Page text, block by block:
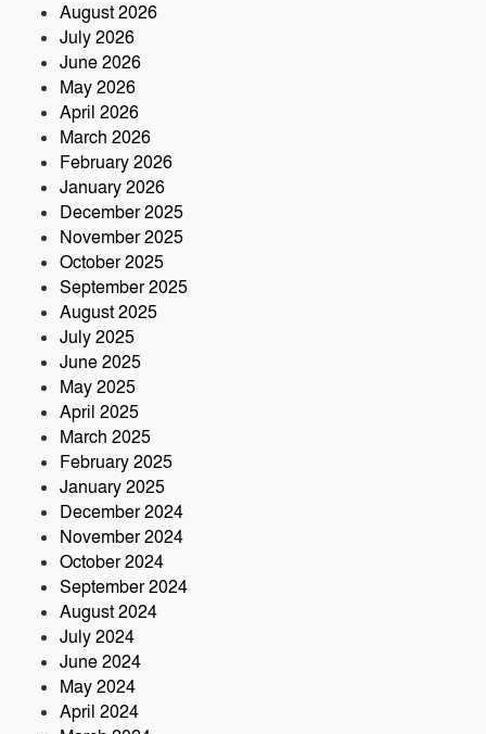
August 2026
July 2026
June 2026
May 2026
April 2026
March 2026
February 2026
January 2026
December 2025
November 2025
October 2025
September 2025
August 2025
July 2025
June 2025
May 2025
April 2025
March 2025
February 2025
January 2025
December 2024
November 2024
October 2024
September 2024
August 2024
July 2024
June 2024
May 2024
April 2024